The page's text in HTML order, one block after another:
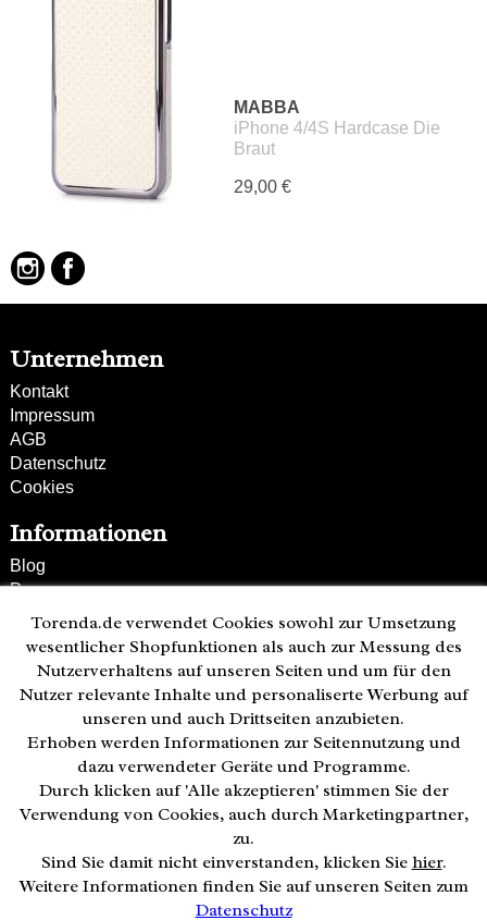
MABBA
iPhone 4/4S Hardcase Die
Braut
29,00 €
Unternehmen
Kontakt
Impressum
AGB
Datenschutz
Cookies
Informationen
Blog
Presse
Partner
Versand und Zahlung
Bestellung wiederrufen
Kunden-Hotline
(040) 244 249-49
Mo - Fr 08:00 - 18:00
Zahlweisen:
Torenda.de verwendet Cookies sowohl zur Umsetzung
wesentlicher Shopfunktionen als auch zur Messung des
Nutzerverhaltens auf unseren Seiten und um für den
Nutzer relevante Inhalte und personaliserte Werbung auf
unseren und auch Drittseiten anzubieten.
Erhoben werden Informationen zur Seitennutzung und
dazu verwendeter Geräte und Programme.
Durch klicken auf 'Alle akzeptieren' stimmen Sie der
Verwendung von Cookies, auch durch Marketingpartner,
zu.
Sind Sie damit nicht einverstanden, klicken Sie hier.
Weitere Informationen finden Sie auf unseren Seiten zum
Datenschutz